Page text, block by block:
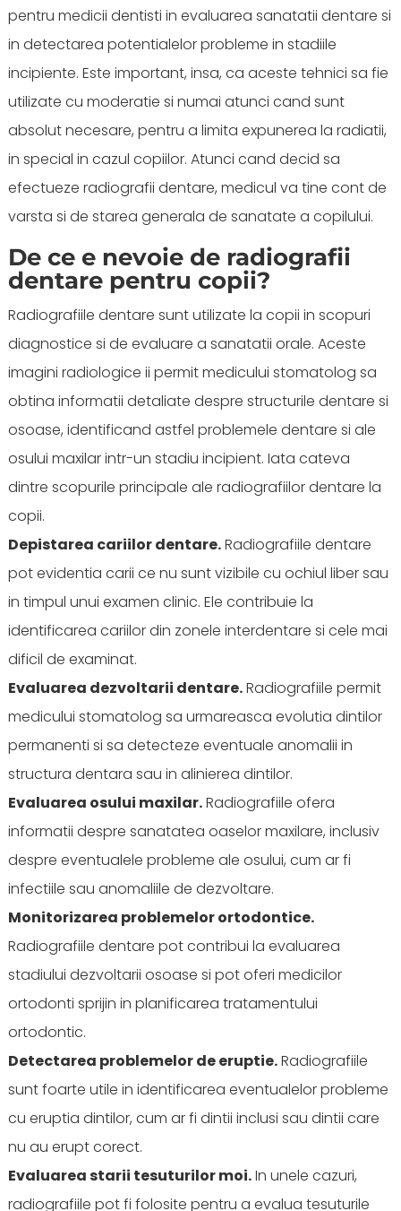
pentru medicii dentisti in evaluarea sanatatii dentare si
in detectarea potentialelor probleme in stadiile
incipiente. Este important, insa, ca aceste tehnici sa fie
utilizate cu moderatie si numai atunci cand sunt
absolut necesare, pentru a limita expunerea la radiatii,
in special in cazul copiilor. Atunci cand decid sa
efectueze radiografii dentare, medicul va tine cont de
varsta si de starea generala de sanatate a copilului.
De ce e nevoie de radiografii
dentare pentru copii?
Radiografiile dentare sunt utilizate la copii in scopuri
diagnostice si de evaluare a sanatatii orale. Aceste
imagini radiologice ii permit medicului stomatolog sa
obtina informatii detaliate despre structurile dentare si
osoase, identificand astfel problemele dentare si ale
osului maxilar intr-un stadiu incipient. Iata cateva
dintre scopurile principale ale radiografiilor dentare la
copii.
Depistarea cariilor dentare.Radiografiile dentare
pot evidentia carii ce nu sunt vizibile cu ochiul liber sau
in timpul unui examen clinic. Ele contribuie la
identificarea cariilor din zonele interdentare si cele mai
dificil de examinat.
Evaluarea dezvoltarii dentare.Radiografiile permit
medicului stomatolog sa urmareasca evolutia dintilor
permanenti si sa detecteze eventuale anomalii in
structura dentara sau in alinierea dintilor.
Evaluarea osului maxilar.Radiografiile ofera
informatii despre sanatatea oaselor maxilare, inclusiv
despre eventualele probleme ale osului, cum ar fi
infectiile sau anomaliile de dezvoltare.
Monitorizarea problemelor ortodontice.
Radiografiile dentare pot contribui la evaluarea
stadiului dezvoltarii osoase si pot oferi medicilor
ortodonti sprijin in planificarea tratamentului
ortodontic.
Detectarea problemelor de eruptie.Radiografiile
sunt foarte utile in identificarea eventualelor probleme
cu eruptia dintilor, cum ar fi dintii inclusi sau dintii care
nu au erupt corect.
Evaluarea starii tesuturilor moi.In unele cazuri,
radiografiile pot fi folosite pentru a evalua tesuturile